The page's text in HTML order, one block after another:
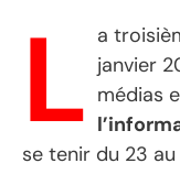
L a
janvier
médias
se tenir du 23